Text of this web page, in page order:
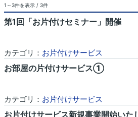
1～3件を表示 / 3件
第1回「お片付けセミナー」開催
カテゴリ： お片付けサービス
お部屋の片付けサービス①
カテゴリ： お片付けサービス
お片付けサービス新規事業開始いた